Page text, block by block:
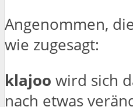
Angenommen,
wie zugesagt:
klajoo wird sich
nach etwas